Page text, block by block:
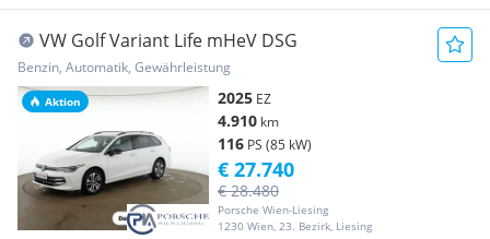
Aktion
VW Golf Variant Life mHeV DSG
Benzin, Automatik, Gewährleistung
2025 EZ
4.910 km
116 PS (85 kW)
Porsche Wien-Liesing
1230 Wien, 23. Bezirk, Liesing
€ 28.480
€ 27.740